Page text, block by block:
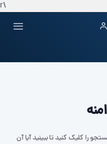
\r
را کلیک کنید تا ببینید آیا آن